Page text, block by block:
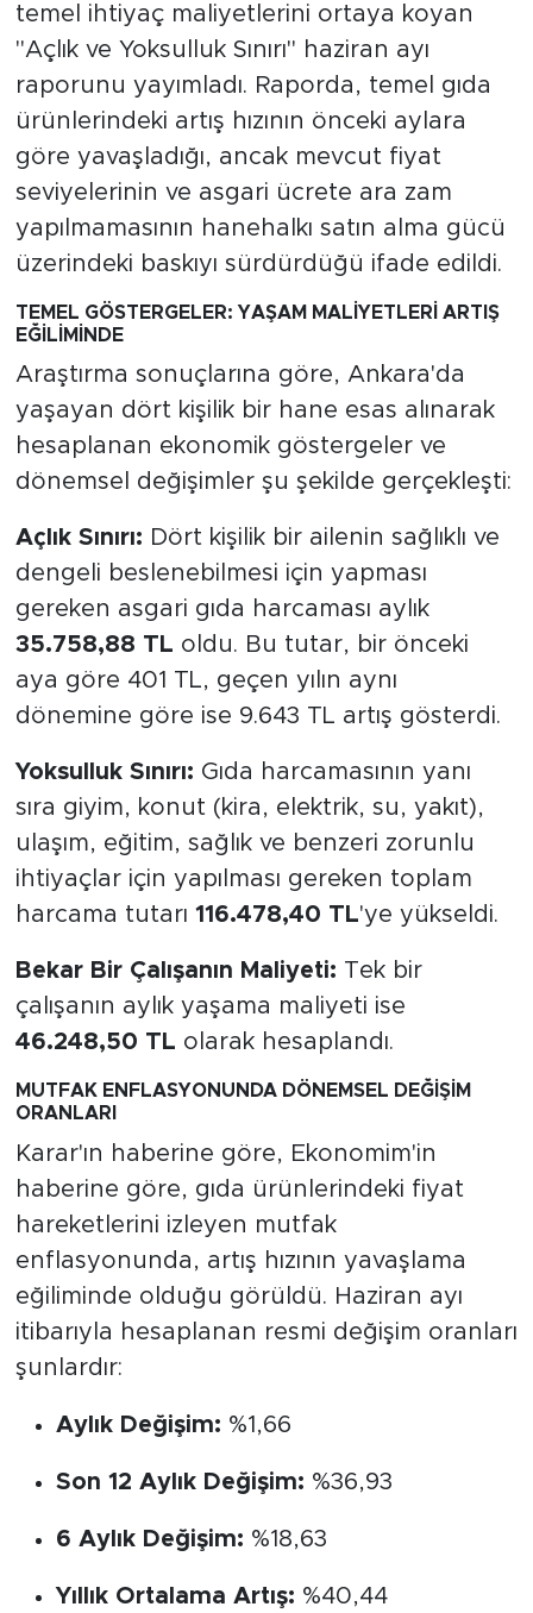
temel ihtiyaç maliyetlerini ortaya koyan
"Açlık ve Yoksulluk Sınırı" haziran ayı
raporunu yayımladı. Raporda, temel gıda
ürünlerindeki artış hızının önceki aylara
göre yavaşladığı, ancak mevcut fiyat
seviyelerinin ve asgari ücrete ara zam
yapılmamasının hanehalkı satın alma gücü
üzerindeki baskıyı sürdürdüğü ifade edildi.
TEMEL GÖSTERGELER: YAŞAM MALİYETLERİ ARTIŞ
EĞİLİMİNDE
Araştırma sonuçlarına göre, Ankara'da
yaşayan dört kişilik bir hane esas alınarak
hesaplanan ekonomik göstergeler ve
dönemsel değişimler şu şekilde gerçekleşti:
Açlık Sınırı: Dört kişilik bir ailenin sağlıklı ve
dengeli beslenebilmesi için yapması
gereken asgari gıda harcaması aylık
35.758,88 TL oldu. Bu tutar, bir önceki
aya göre 401 TL, geçen yılın aynı
dönemine göre ise 9.643 TL artış gösterdi.
Yoksulluk Sınırı: Gıda harcamasının yanı
sıra giyim, konut (kira, elektrik, su, yakıt),
ulaşım, eğitim, sağlık ve benzeri zorunlu
ihtiyaçlar için yapılması gereken toplam
harcama tutarı 116.478,40 TL'ye yükseldi.
Bekar Bir Çalışanın Maliyeti: Tek bir
çalışanın aylık yaşama maliyeti ise
46.248,50 TL olarak hesaplandı.
MUTFAK ENFLASYONUNDA DÖNEMSEL DEĞİŞİM
ORANLARI
Karar'ın haberine göre, Ekonomim'in
haberine göre, gıda ürünlerindeki fiyat
hareketlerini izleyen mutfak
enflasyonunda, artış hızının yavaşlama
eğiliminde olduğu görüldü. Haziran ayı
itibarıyla hesaplanan resmi değişim oranları
şunlardır:
Aylık Değişim: %1,66
Son 12 Aylık Değişim: %36,93
6 Aylık Değişim: %18,63
Yıllık Ortalama Artış: %40,44
MEDYA KÖŞESİ
FOTO GALERİ
VİDEOLAR
ALINTI YAZARLAR
SOSYAL MEDYA